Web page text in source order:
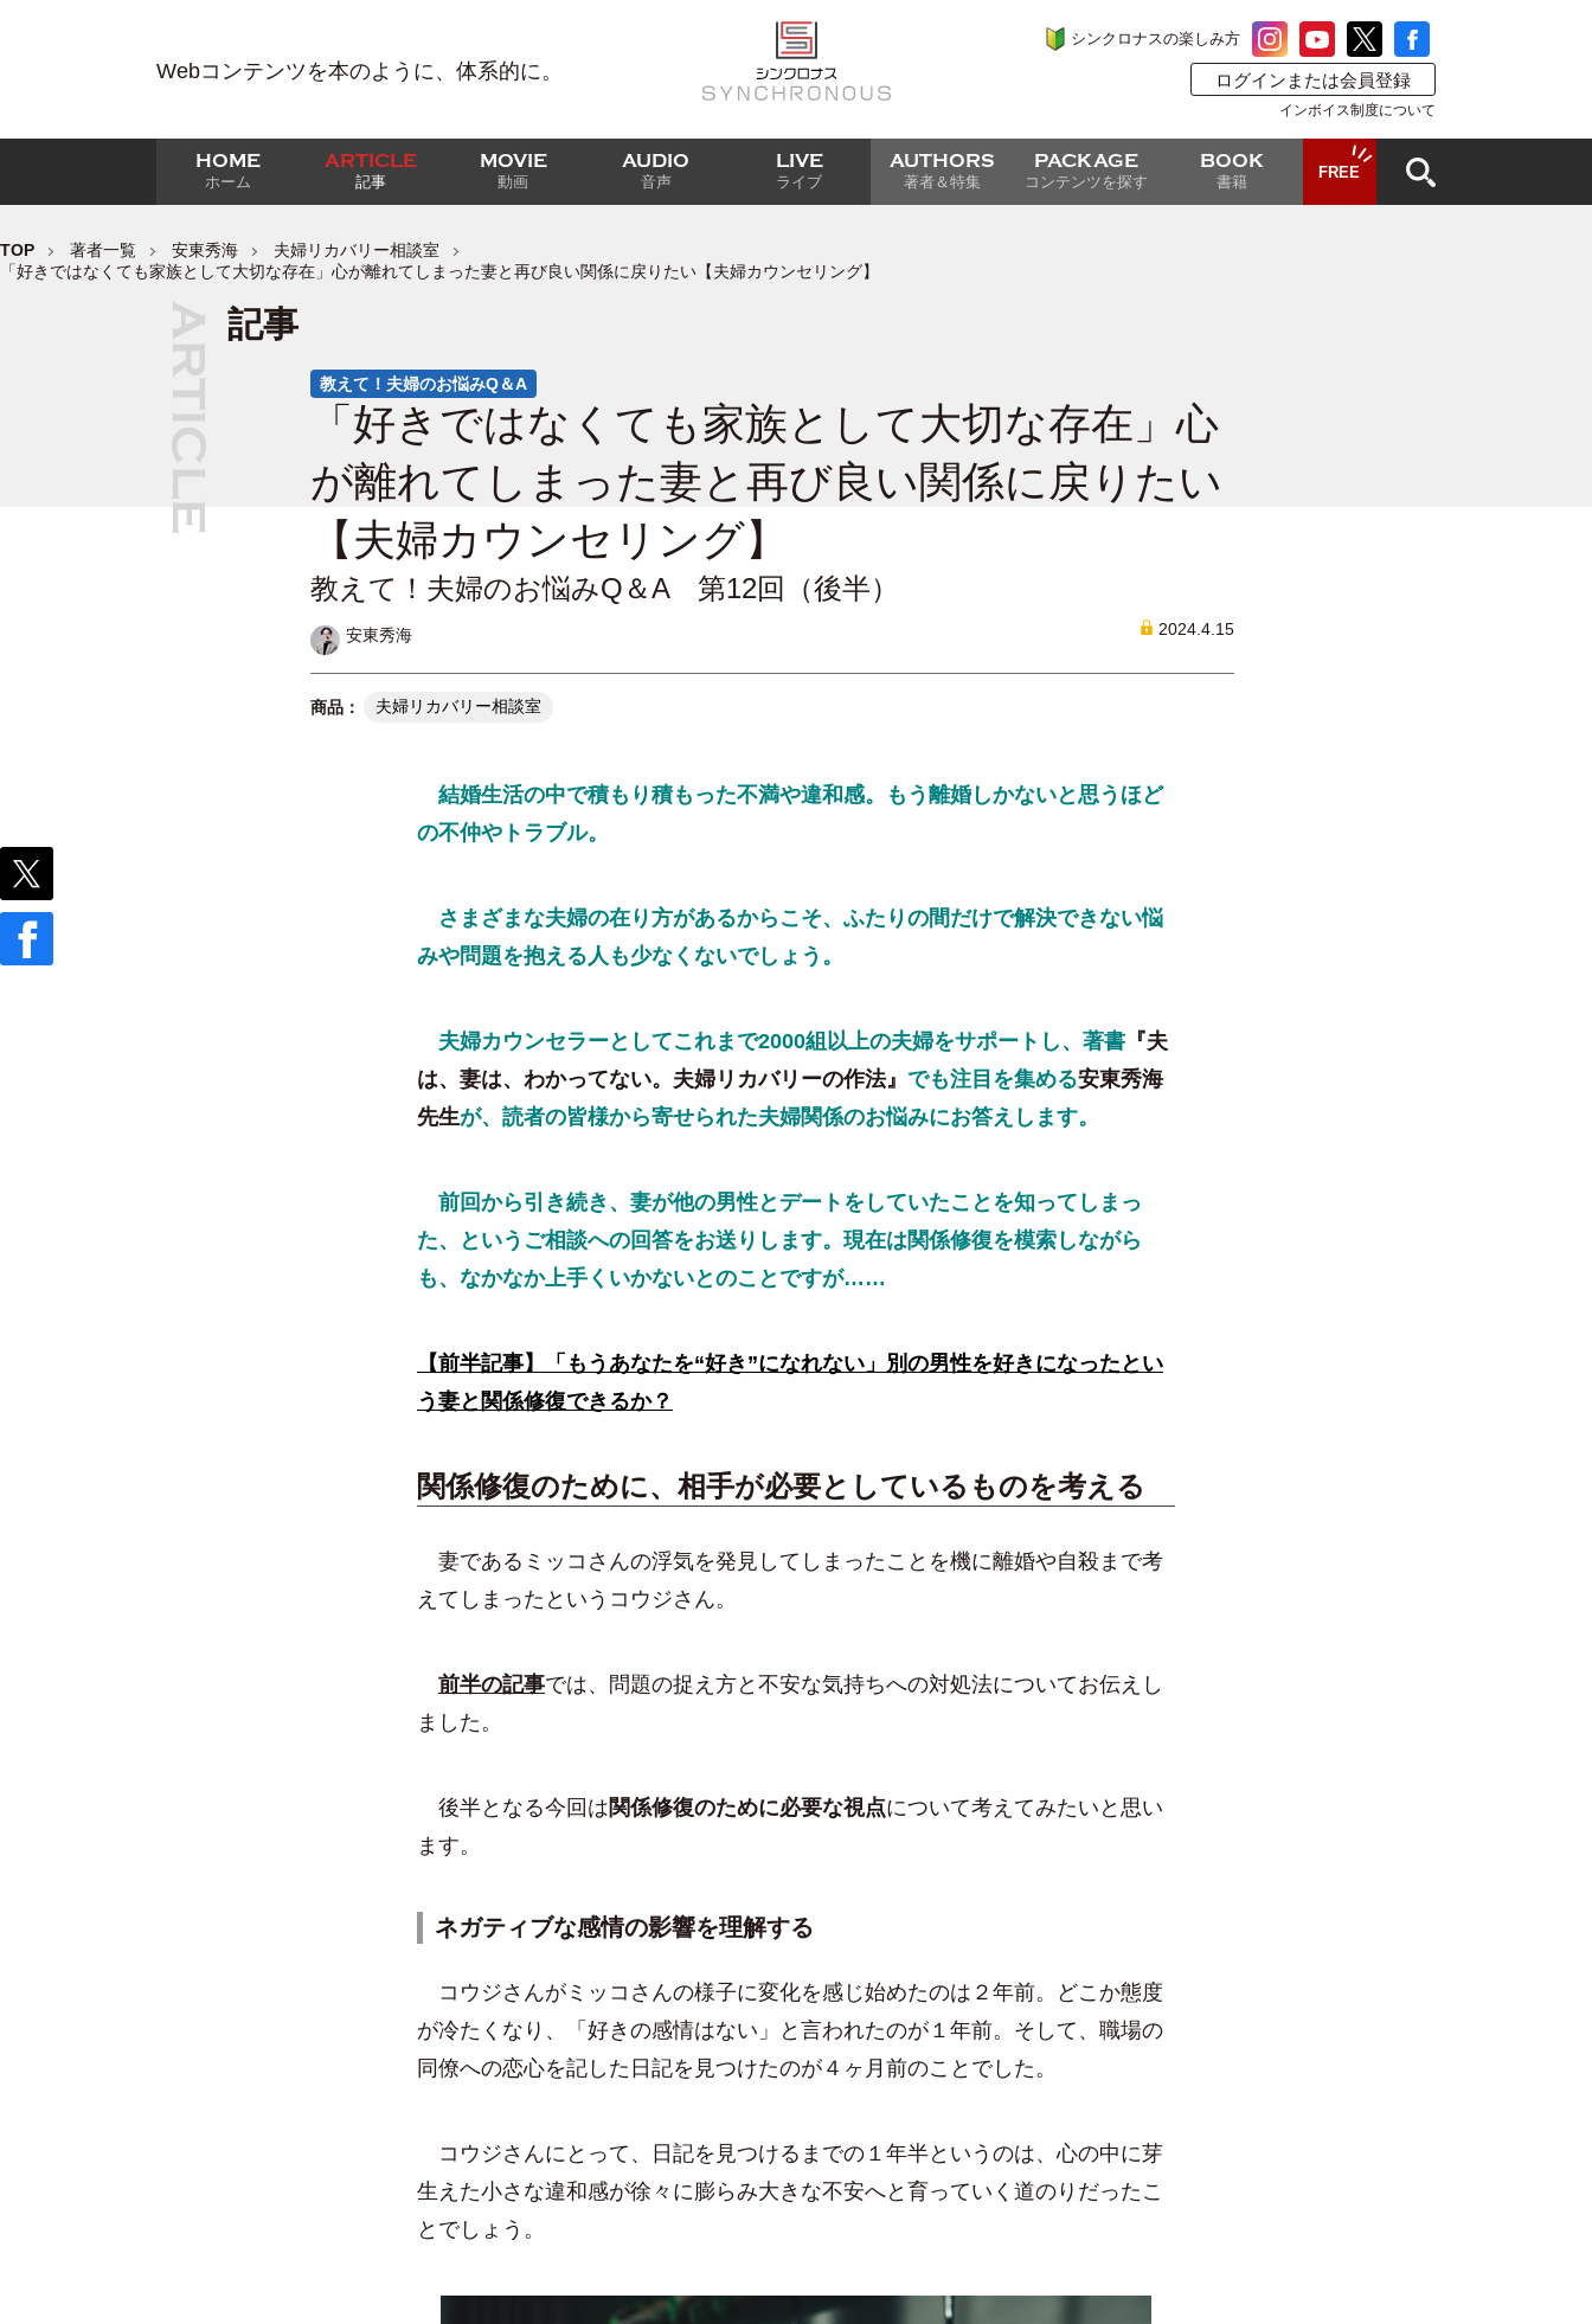
Webコンテンツを本のように、体系的に。
シンクロナスの楽しみ方
ログインまたは会員登録
インボイス制度について
HOME
ホーム
ARTICLE
記事
MOVIE
動画
AUDIO
音声
LIVE
ライブ
AUTHORS
著者＆特集
PACKAGE
コンテンツを探す
BOOK
書籍
FREE
TOP 著者一覧 安東秀海
夫婦リカバリー相談室
「好きではなくても家族として大切な存在」心が離れてしまった妻と再び良い関係に戻りたい【夫婦カウンセリング】
記事
教えて！夫婦のお悩みQ＆A
「好きではなくても家族として大切な存在」心
が離れてしまった妻と再び良い関係に戻りたい
【夫婦カウンセリング】
教えて！夫婦のお悩みQ＆A 第12回（後半）
安東秀海 2024.4.15
夫婦リカバリー相談室
結婚生活の中で積もり積もった不満や違和感。もう離婚しかないと思うほど
の不仲やトラブル。
さまざまな夫婦の在り方があるからこそ、ふたりの間だけで解決できない悩
みや問題を抱える人も少なくないでしょう。
夫婦カウンセラーとしてこれまで2000組以上の夫婦をサポートし、著書 『夫
は、妻は、わかってない。夫婦リカバリーの作法』 でも注目を集める安東秀海
先生が、読者の皆様から寄せられた夫婦関係のお悩みにお答えします。
前回から引き続き、妻が他の男性とデートをしていたことを知ってしまっ
た、というご相談への回答をお送りします。現在は関係修復を模索しながら
も、なかなか上手くいかないとのことですが……
【前半記事】「もうあなたを“好き”になれない」別の男性を好きになったとい
う妻と関係修復できるか？
関係修復のために、相手が必要としているものを考える
妻であるミッコさんの浮気を発見してしまったことを機に離婚や自殺まで考
えてしまったというコウジさん。
前半の記事では、問題の捉え方と不安な気持ちへの対処法についてお伝えし
ました。
後半となる今回は関係修復のために必要な視点について考えてみたいと思い
ます。
ネガティブな感情の影響を理解する
コウジさんがミッコさんの様子に変化を感じ始めたのは２年前。どこか態度
が冷たくなり、「好きの感情はない」と言われたのが１年前。そして、職場の
同僚への恋心を記した日記を見つけたのが４ヶ月前のことでした。
コウジさんにとって、日記を見つけるまでの１年半というのは、心の中に芽
生えた小さな違和感が徐々に膨らみ大きな不安へと育っていく道のりだったこ
とでしょう。